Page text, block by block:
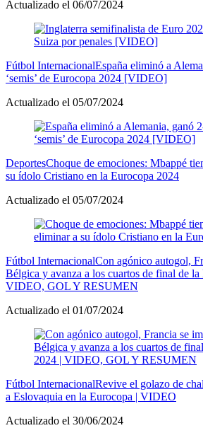
Actualizado el 06/07/2024
Fútbol InternacionalEspaña eliminó a
‘semis’ de Eurocopa 2024 [VIDEO]
Actualizado el 05/07/2024
DeportesChoque de emociones: Mbappé
su ídolo Cristiano en la Eurocopa 2024
Actualizado el 05/07/2024
Fútbol InternacionalCon agónico autogol,
Bélgica y avanza a los cuartos de final de la
VIDEO, GOL Y RESUMEN
Actualizado el 01/07/2024
Fútbol InternacionalRevive el golazo de
a Eslovaquia en la Eurocopa | VIDEO
Actualizado el 30/06/2024